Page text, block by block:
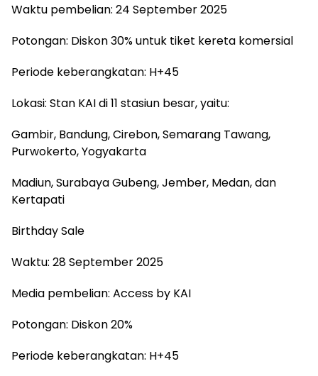
Waktu pembelian: 24 September 2025
Potongan: Diskon 30% untuk tiket kereta komersial
Periode keberangkatan: H+45
Lokasi: Stan KAI di 11 stasiun besar, yaitu:
Gambir, Bandung, Cirebon, Semarang Tawang,
Purwokerto, Yogyakarta
Madiun, Surabaya Gubeng, Jember, Medan, dan
Kertapati
Birthday Sale
Waktu: 28 September 2025
Media pembelian: Access by KAI
Potongan: Diskon 20%
Periode keberangkatan: H+45